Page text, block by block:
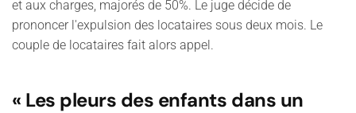
et aux charges, majorés de 50%. Le juge décide de
prononcer l'expulsion des locataires sous deux mois. Le
couple de locataires fait alors appel.
« Les pleurs des enfants dans un